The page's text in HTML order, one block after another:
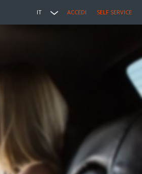
IT ACCEDI SELF SERVICE